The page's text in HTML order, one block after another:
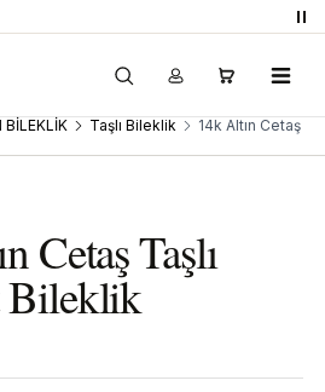
BİLEKLİK Taşlı Bileklik 14k Altın Cetaş
Cetaş Taşlı
Bileklik